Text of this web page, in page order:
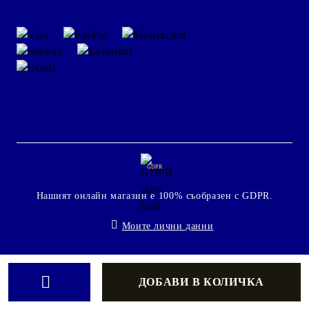
GDPR
Нашият онлайн магазин е 100% съобразен с GDPR.
Моите лични данни